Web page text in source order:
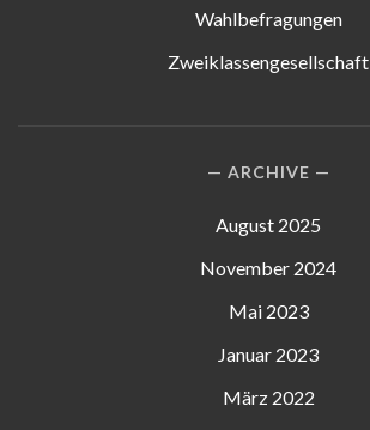
Wahlbefragungen
Zweiklassengesellschaft
ARCHIVE
August 2025
November 2024
Mai 2023
Januar 2023
März 2022